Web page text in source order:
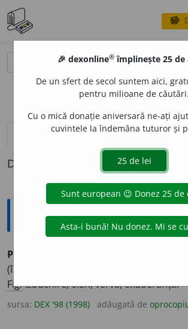
savings
definiții (1) pronunțievolume_up (12)
Definiția cu ID-ul 37294:
Explicative DEX
PUS
Manifestare
(însoțită de ridicarea temperaturii) a
Fig.Izbucnire, elan, vervă, exuberanță.
sursa: DEX '98 (1998) adăugată de
🎉 dexonline® împlinește 25 de
De un sfert de secol suntem aici,
pentru milioane de căutări.
Cu o mică donație aniversară ne-ați
cuvintele la îndemâna tuturor și